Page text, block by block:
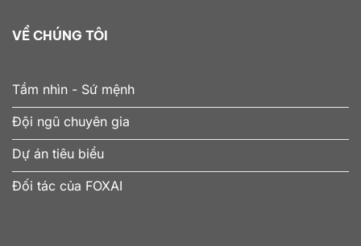
VỀ CHÚNG TÔI
Tầm nhìn - Sứ mệnh
Đội ngũ chuyên gia
Dự án tiêu biểu
Đối tác của FOXAI